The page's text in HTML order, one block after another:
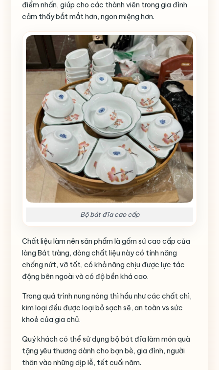
điểm nhấn, giúp cho các thành viên trong gia đình
cảm thấy bắt mắt hơn, ngon miệng hơn.
Bộ bát đĩa cao cấp
Chất liệu làm nên sản phẩm là gốm sứ cao cấp của
làng Bát tràng, dòng chất liệu này có tính năng
chống nứt, vỡ tốt, có khả năng chịu được lực tác
động bên ngoài và có độ bền khá cao.
Trong quá trình nung nóng thì hầu như các chất chì,
kim loại đều được loại bỏ sạch sẽ, an toàn vs sức
khoẻ của gia chủ.
Quý khách có thể sử dụng bộ bát đĩa làm món quà
tặng yêu thương dành cho bạn bè, gia đình, người
thân vào những dịp lễ, tết cuối năm.